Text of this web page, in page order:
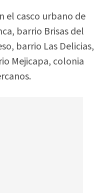
el casco urbano de
barrio Brisas del
barrio Las Delicias,
Mejicapa, colonia